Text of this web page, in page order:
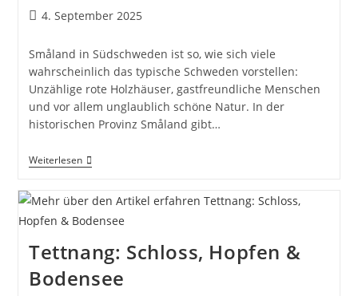
Beitrag
4. September 2025
Småland in Südschweden ist so, wie sich viele
wahrscheinlich das typische Schweden vorstellen:
Unzählige rote Holzhäuser, gastfreundliche Menschen
und vor allem unglaublich schöne Natur. In der
historischen Provinz Småland gibt…
WeiterlesenSmåland:
Schweden
Dem
Tettnang: Schloss, Hopfen &
Bodensee